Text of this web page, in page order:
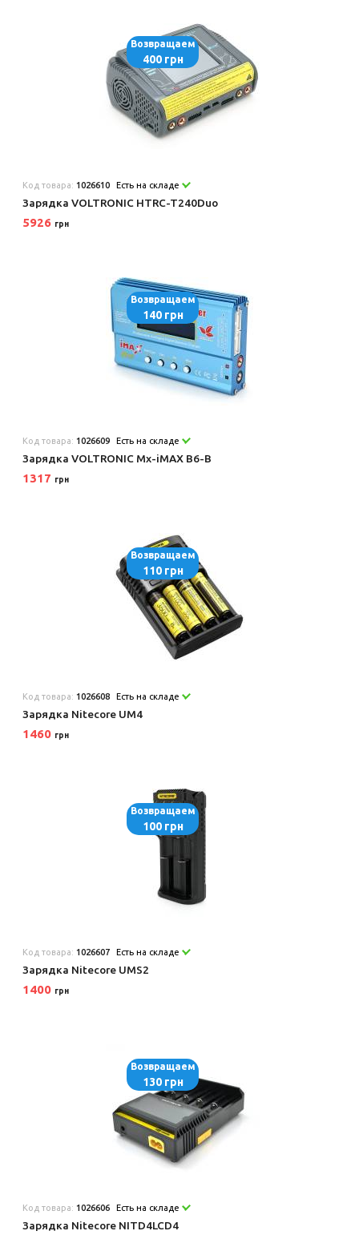
Возвращаем
400 грн
Код товара: 1026610 Есть на складе
Зарядка VOLTRONIC HTRC-T240Duo
5926 грн
Возвращаем
140 грн
Код товара: 1026609 Есть на складе
Зарядка VOLTRONIC Mx-iMAX B6-B
1317 грн
Возвращаем
110 грн
Код товара: 1026608 Есть на складе
Зарядка Nitecore UM4
1460 грн
Возвращаем
100 грн
Код товара: 1026607 Есть на складе
Зарядка Nitecore UMS2
1400 грн
Возвращаем
130 грн
Код товара: 1026606 Есть на складе
Зарядка Nitecore NITD4LCD4